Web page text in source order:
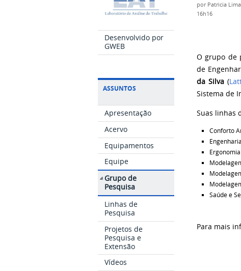
Desenvolvido por
GWEB
ASSUNTOS
Apresentação
Acervo
Equipamentos
Equipe
Grupo de
Pesquisa
Linhas de
Pesquisa
Projetos de
Pesquisa e
Extensão
Vídeos
por Patricia Lima
16h16
O grupo de
de
da Silva (
Sistema de
Suas linhas
Conforto
Saúde e
Para mais